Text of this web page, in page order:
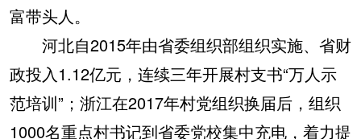
富带头人。
河北自2015年由省委组织部组织实施、省财
政投入1.12亿元，连续三年开展村支书“万人示
范培训”；浙江在2017年村党组织换届后，组织
1000名重点村书记到省委党校集中充电，着力提